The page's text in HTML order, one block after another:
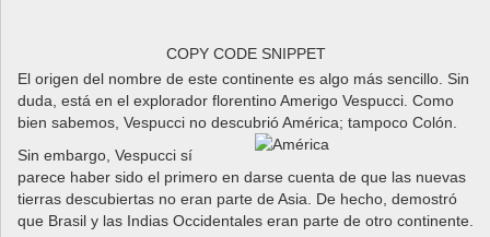
COPY CODE SNIPPET
El origen del nombre de este continente es algo más sencillo. Sin
duda, está en el explorador florentino Amerigo Vespucci. Como
bien sabemos, Vespucci no descubrió América; tampoco Colón.
Sin embargo, Vespucci sí
parece haber sido el primero en darse cuenta de que las nuevas
tierras descubiertas no eran parte de Asia. De hecho, demostró
que Brasil y las Indias Occidentales eran parte de otro continente.